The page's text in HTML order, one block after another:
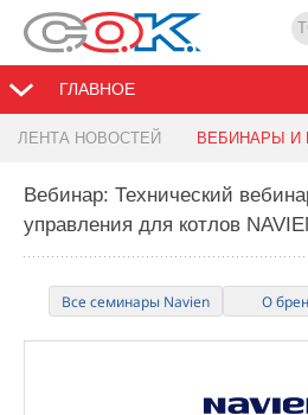
ГЛАВНОЕ
ЛЕНТА НОВОСТЕЙ ВЕБИНАРЫ И
Вебинар: Технический
управления для котлов
Все семинары Navien О